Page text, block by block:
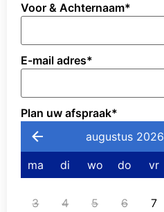
Voor & Achternaam*
E-mail adres*
Plan uw afspraak*
augustus 2026
ma di wo do vr
3
4 5 6 7